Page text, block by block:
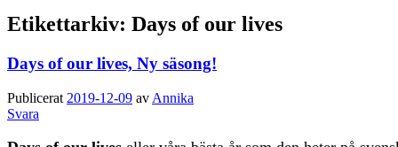
Etikettarkiv: Days of our lives
Days of our lives, Ny säsong!
Publicerat 2019-12-09 av Annika
Svara